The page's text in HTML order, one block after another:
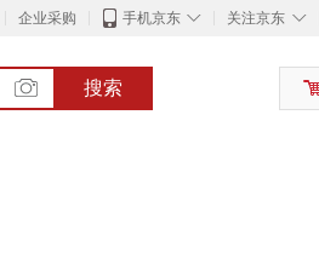
企业采购 ◇
手机京东 ◇
关注京东
搜索